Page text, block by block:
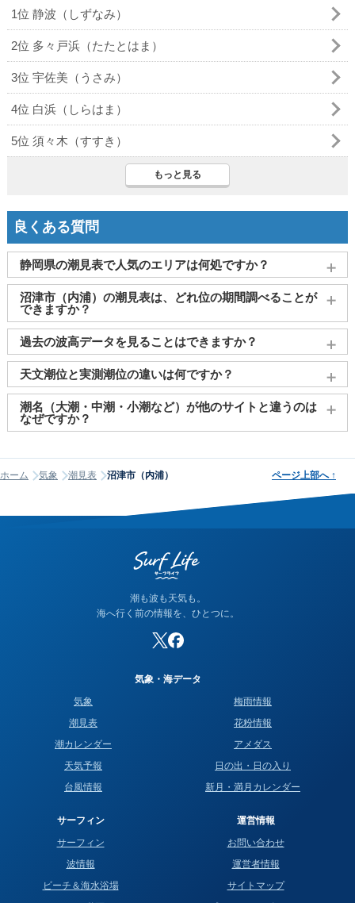
1位 静波（しずなみ）
2位 多々戸浜（たたとはま）
3位 宇佐美（うさみ）
4位 白浜（しらはま）
5位 須々木（すすき）
もっと見る
良くある質問
静岡県の潮見表で人気のエリアは何処ですか？
沼津市（内浦） 浜松市（舞阪）、 静岡市（清水港） 、
伊豆
(下田)、御前崎 がよく見られております。
沼津市（内浦）の潮見表は、どれ位の期間調べることが
できますか？
2011～2027年までの16年間分の潮汐情報や日の出・日の入りを
調べることができます。視覚的に分かり易くタイドグラフで、
日の出・日の入り情報も合わせて確認することができます。
過去の波高データを見ることはできますか？
大変申し訳ございませんが、過去の波高データ（波の高さ）に
関してはご提供しておりません。
天文潮位と実測潮位の違いは何ですか？
天文潮位とは、月や太陽の引力をもとに計算された予測値で
す。一方、実測潮位は観測所で実際に計測された海面の高さで
す。両者には気圧や風などの気象条件により差（潮位偏差）が
ら陸に向かって強風が吹くと、海水が沿岸に吹き寄せられて潮
位が上昇します。当サイトでは気象庁の観測データをもとにリ
アルタイムの実測潮位をタイドグラフに表示しており、予測と
潮名（大潮・中潮・小潮など）が他のサイトと違うのは
なぜですか？
何日まで大潮」という統一された公的な定義はありません。そ
のため、サイトが採用する計算方式によって、境界にあたる日
って見える場合は、そのサイトが別の方式を使っている可能性
ホーム 気象 潮見表 沼津市（内浦） ページ上部へ ↑
潮も波も天気も。
海へ行く前の情報を、ひとつに。
気象・海データ
気象
潮見表
潮カレンダー
天気予報
台風情報
梅雨情報
花粉情報
アメダス
日の出・日の入り
新月・満月カレンダー
サーフィン
サーフィン
波情報
ビーチ＆海水浴場
運営情報
お問い合わせ
運営者情報
サイトマップ